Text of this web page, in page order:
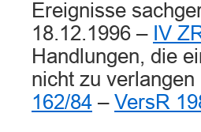
Ereignisse
18.12.1996 – IV
Handlungen, die
nicht zu
162/84 – VersR